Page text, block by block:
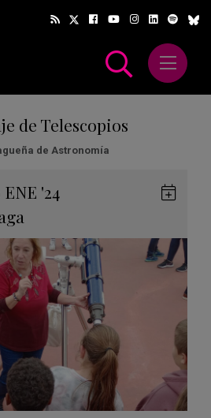
Abrir
de Telescopios
de Astronomía
ENE '24